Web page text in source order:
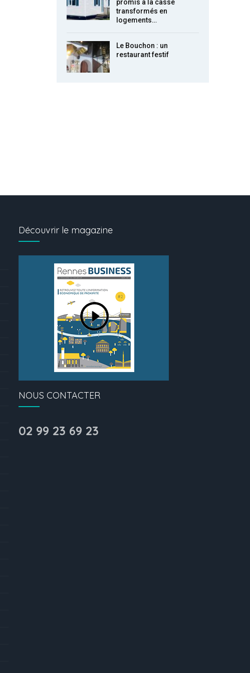
promis à la casse
transformés en
logements…
Le Bouchon : un
restaurant festif
Découvrir le magazine
NOUS CONTACTER
02 99 23 69 23